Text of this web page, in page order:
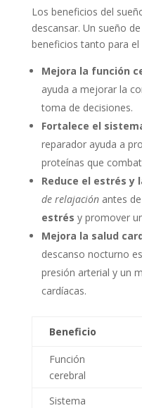
Los beneficios del
descansar. Un sueño
beneficios tanto para
Mejora la función
ayuda a mejorar la
toma de decisiones.
Fortalece el
reparador ayuda a
proteínas que
Reduce el estrés y
de relajaciónantes
estrés y promover
Mejora la salud
descanso nocturno
presión arterial y un
cardíacas.
Beneficio
Función
cerebral
Sistema